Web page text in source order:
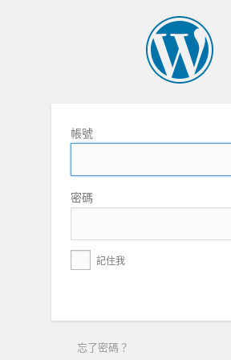
帳號
密碼
記住我
忘了密碼？